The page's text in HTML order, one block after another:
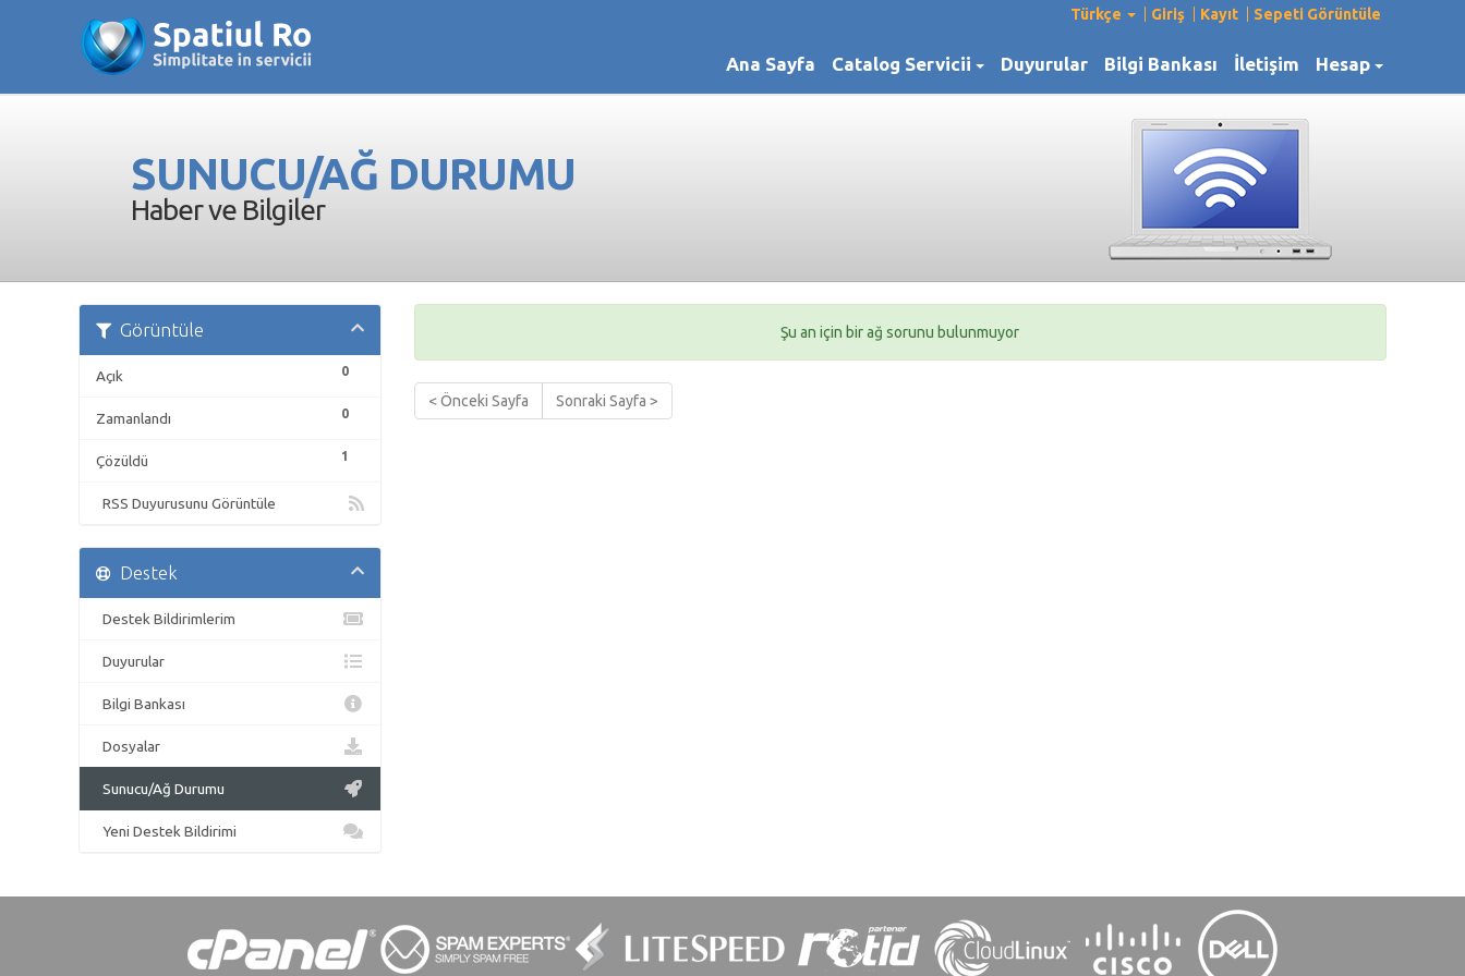
Türkçe Giriş Kayıt Sepeti Görüntüle
Ana Sayfa Catalog Servicii Duyurular Bilgi Bankası İletişim Hesap
SUNUCU/AĞ DURUMU
Haber ve Bilgiler
Görüntüle
0
Açık
0
Zamanlandı
1
Çözüldü
RSS Duyurusunu Görüntüle
Şu an için bir ağ sorunu bulunmuyor
< Önceki Sayfa Sonraki Sayfa >
Destek
Destek Bildirimlerim
Duyurular
Bilgi Bankası
Dosyalar
Sunucu/Ağ Durumu
Yeni Destek Bildirimi